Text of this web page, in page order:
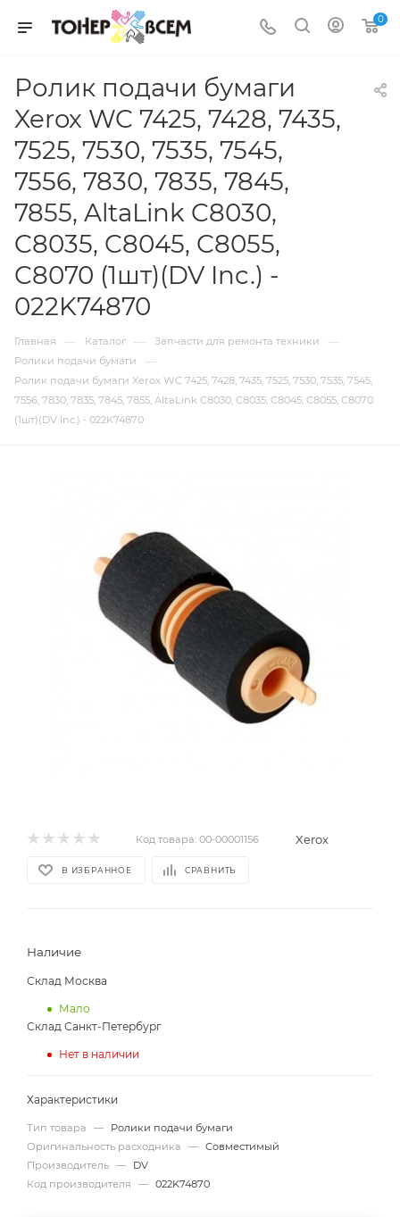
0
Ролик подачи бумаги
Xerox WC 7425, 7428, 7435,
7525, 7530, 7535, 7545,
7556, 7830, 7835, 7845,
7855, AltaLink C8030,
C8035, C8045, C8055,
C8070 (1шт)(DV Inc.) -
022K74870
Главная — Каталог — Запчасти для ремонта техники —
Ролики подачи бумаги —
Ролик подачи бумаги Xerox WC 7425, 7428, 7435, 7525, 7530, 7535, 7545,
7556, 7830, 7835, 7845, 7855, AltaLink C8030, C8035, C8045, C8055, C8070
(1шт)(DV Inc.) - 022K74870
Код товара: 00-00001156 Xerox
В ИЗБРАННОЕ СРАВНИТЬ
Наличие
Склад Москва
Мало
Склад Санкт-Петербург
Нет в наличии
Характеристики
Тип товара —
Ролики подачи бумаги
Оригинальность расходника
— Совместимый
Производитель —
DV
Код производителя
— 022K74870